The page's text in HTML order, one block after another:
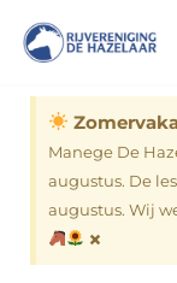
Ga
naar
inhoud
Manege De
augustus. De
augustus. Wij
×